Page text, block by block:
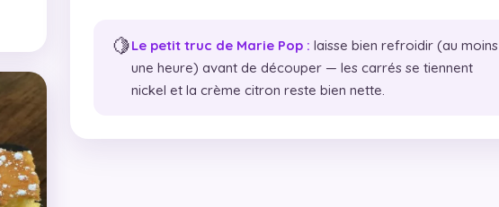
🍋Le petit truc de Marie Pop : laisse bien refroidir (au moins
une heure) avant de découper — les carrés se tiennent
nickel et la crème citron reste bien nette.